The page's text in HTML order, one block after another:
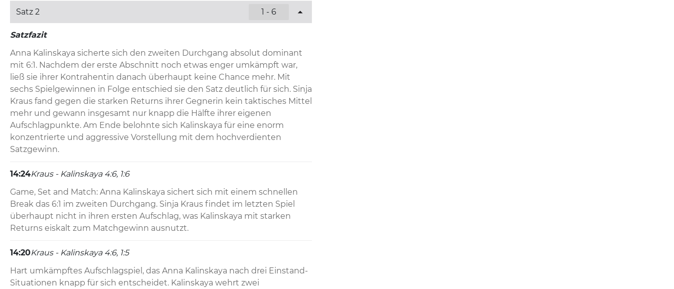
Satz 2 1 - 6
Satzfazit
Anna Kalinskaya sicherte sich den zweiten Durchgang absolut dominant
mit 6:1. Nachdem der erste Abschnitt noch etwas enger umkämpft war,
ließ sie ihrer Kontrahentin danach überhaupt keine Chance mehr. Mit
sechs Spielgewinnen in Folge entschied sie den Satz deutlich für sich. Sinja
Kraus fand gegen die starken Returns ihrer Gegnerin kein taktisches Mittel
mehr und gewann insgesamt nur knapp die Hälfte ihrer eigenen
Aufschlagpunkte. Am Ende belohnte sich Kalinskaya für eine enorm
konzentrierte und aggressive Vorstellung mit dem hochverdienten
Satzgewinn.
14:24Kraus - Kalinskaya 4:6, 1:6
Game, Set and Match: Anna Kalinskaya sichert sich mit einem schnellen
Break das 6:1 im zweiten Durchgang. Sinja Kraus findet im letzten Spiel
überhaupt nicht in ihren ersten Aufschlag, was Kalinskaya mit starken
Returns eiskalt zum Matchgewinn ausnutzt.
14:20Kraus - Kalinskaya 4:6, 1:5
Hart umkämpftes Aufschlagspiel, das Anna Kalinskaya nach drei Einstand-
Situationen knapp für sich entscheidet. Kalinskaya wehrt zwei